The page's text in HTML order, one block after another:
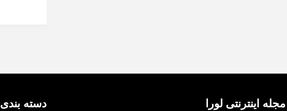
مجله اینترنتی لورا دسته بندی